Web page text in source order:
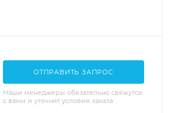
ОТПРАВИТЬ ЗАПРОС
Наши менеджеры обязательно свяжутся
с вами и уточнят условия заказа